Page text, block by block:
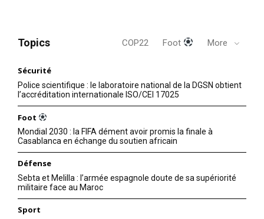
Topics COP22 Foot More
Sécurité
Police scientifique : le laboratoire national de la DGSN obtient
l’accréditation internationale ISO/CEI 17025
Foot
Mondial 2030 : la FIFA dément avoir promis la finale à
Casablanca en échange du soutien africain
Défense
Sebta et Melilla : l’armée espagnole doute de sa supériorité
militaire face au Maroc
Sport